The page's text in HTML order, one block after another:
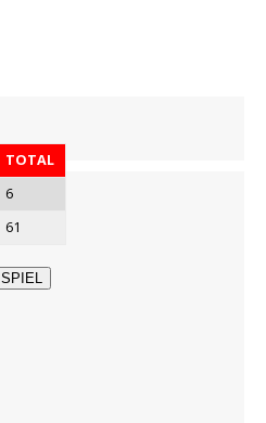
TOTAL
6
61
SPIEL